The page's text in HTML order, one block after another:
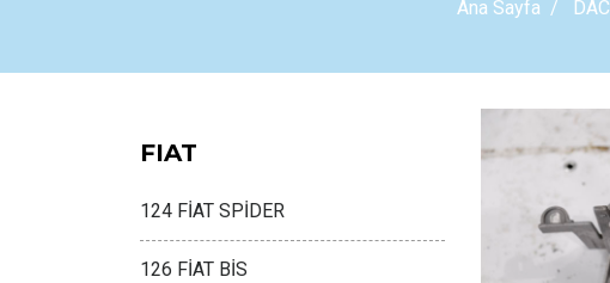
Ana Sayfa
FIAT
124 FİAT SPİDER
126 FİAT BİS